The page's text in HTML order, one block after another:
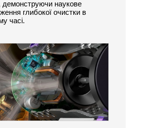
демонструючи наукове
глибокої очистки в
часі.